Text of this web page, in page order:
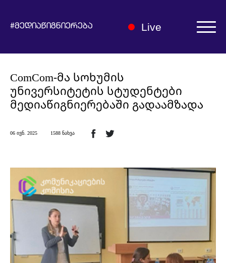
#მედიაწიგნიერება Live
ჩვენ შესახებ
მედიაწიგნიერების ჰაბი
სიახლეები
პროექტები
მოზარდები
ComCom-მა სოხუმის
უნივერსიტეტის სტუდენტები
მედიაწიგნიერებაში გადაამზადა
06 ივნ. 2025 1588 ნახვა